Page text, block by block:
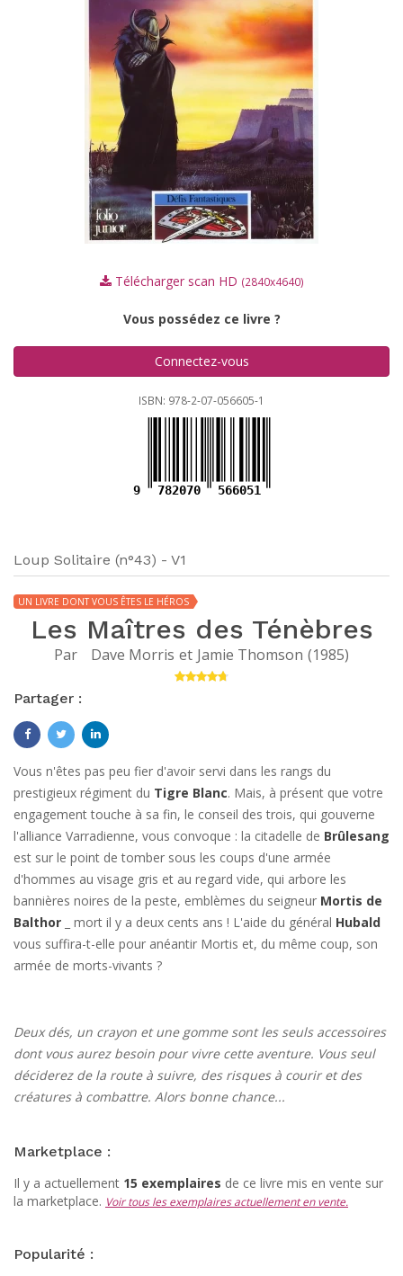
Télécharger scan HD (2840x4640)
Vous possédez ce livre ?
Connectez-vous
ISBN: 978-2-07-056605-1
9 782070 566051
Loup Solitaire (n°43) - V1
UN LIVRE DONT VOUS ÊTES LE HÉROS
Les Maîtres des Ténèbres
Par Dave Morris et Jamie Thomson (1985)
Partager :
Vous n'êtes pas peu fier d'avoir servi dans les rangs du
prestigieux régiment du Tigre Blanc. Mais, à présent que votre
engagement touche à sa fin, le conseil des trois, qui gouverne
l'alliance Varradienne, vous convoque : la citadelle de Brûlesang
est sur le point de tomber sous les coups d'une armée
d'hommes au visage gris et au regard vide, qui arbore les
bannières noires de la peste, emblèmes du seigneur Mortis de
Balthor _ mort il y a deux cents ans ! L'aide du général Hubald
vous suffira-t-elle pour anéantir Mortis et, du même coup, son
armée de morts-vivants ?
Deux dés, un crayon et une gomme sont les seuls accessoires
dont vous aurez besoin pour vivre cette aventure. Vous seul
déciderez de la route à suivre, des risques à courir et des
créatures à combattre. Alors bonne chance...
Marketplace :
Il y a actuellement 15 exemplaires de ce livre mis en vente sur
la marketplace. Voir tous les exemplaires actuellement en vente.
Popularité :